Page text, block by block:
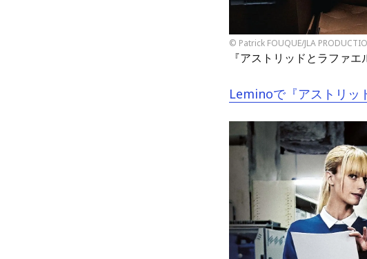
© Patrick FOUQUE/JLA
『アストリッドとラファ
Leminoで『アストリッ